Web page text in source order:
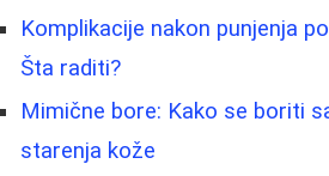
Komplikacije nakon punjenja
Šta raditi?
Mimične bore: Kako se boriti
starenja kože